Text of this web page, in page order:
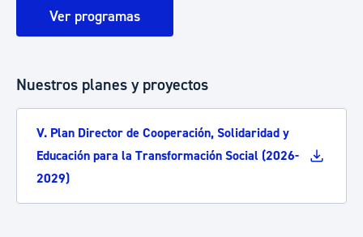
Ver programas
Nuestros planes y proyectos
V. Plan Director de Cooperación, Solidaridad y
Educación para la Transformación Social (2026-
2029)